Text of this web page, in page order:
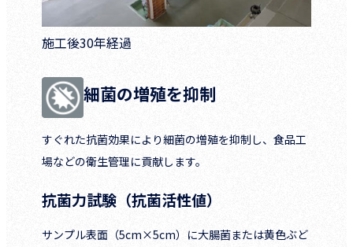
施工後30年経過
細菌の増殖を抑制
すぐれた抗菌効果により細菌の増殖を抑制し、食品工
場などの衛生管理に貢献します。
抗菌力試験（抗菌活性値）
サンプル表面（5cm×5cm）に大腸菌または黄色ぶど